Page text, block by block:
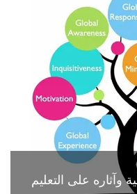
وآثاره على التعليم